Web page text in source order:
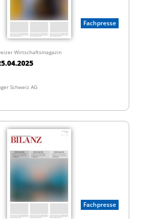
Fachpresse
Wirtschaftsmagazin
Schweiz AG
Fachpresse